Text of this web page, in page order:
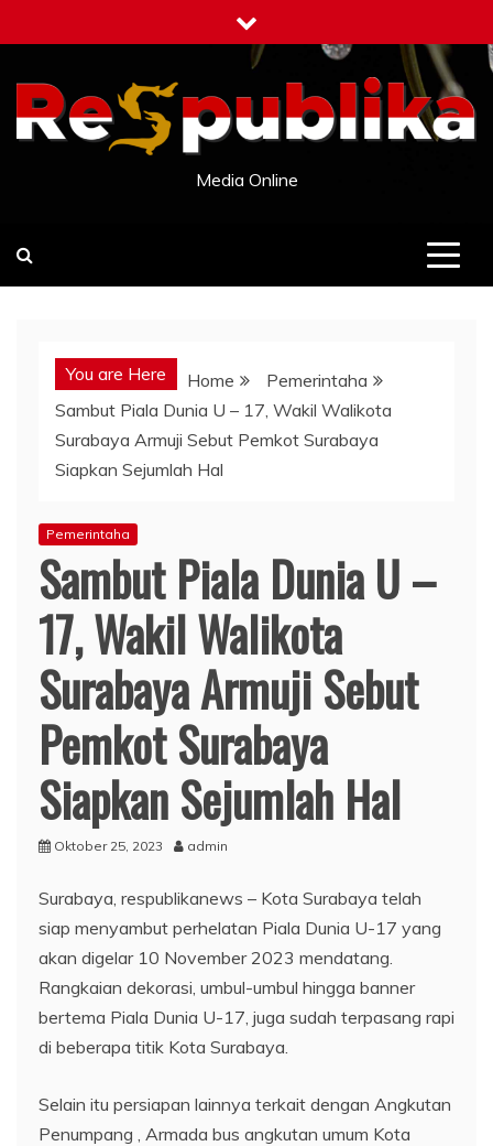
to
Media Online
You are Here Home
Pemerintaha
Sambut Piala Dunia U – 17, Wakil Walikota
Surabaya Armuji Sebut Pemkot Surabaya
Siapkan Sejumlah Hal
Pemerintaha
Sambut Piala Dunia U –
17, Wakil Walikota
Surabaya Armuji Sebut
Pemkot Surabaya
Siapkan Sejumlah Hal
Oktober 25, 2023 admin
Surabaya, respublikanews – Kota Surabaya telah
siap menyambut perhelatan Piala Dunia U-17 yang
akan digelar 10 November 2023 mendatang.
Rangkaian dekorasi, umbul-umbul hingga banner
bertema Piala Dunia U-17, juga sudah terpasang rapi
di beberapa titik Kota Surabaya.
Selain itu persiapan lainnya terkait dengan Angkutan
Penumpang , Armada bus angkutan umum Kota